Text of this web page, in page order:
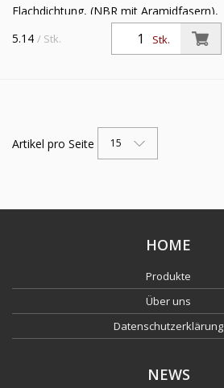
Flachdichtung, (NBR mit Aramidfasern),
für Anschlussgröße (Zoll) 3,
Betriebstemperatur -20 °C bis 200 °C
Stk.
5.14 / Stk.
Artikel pro Seite 15
HOME
Produkte
Über uns
Datenschutzerklärung
NEWS